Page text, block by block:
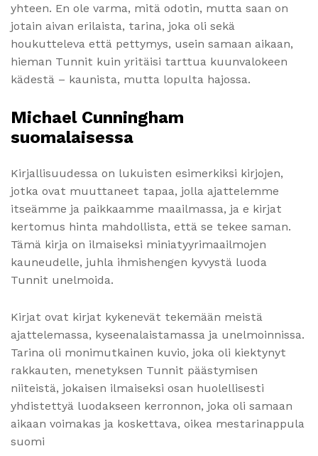
yhteen. En ole varma, mitä odotin, mutta saan on
jotain aivan erilaista, tarina, joka oli sekä
houkutteleva että pettymys, usein samaan aikaan,
hieman Tunnit kuin yritäisi tarttua kuunvalokeen
kädestä – kaunista, mutta lopulta hajossa.
Michael Cunningham
suomalaisessa
Kirjallisuudessa on lukuisten esimerkiksi kirjojen,
jotka ovat muuttaneet tapaa, jolla ajattelemme
itseämme ja paikkaamme maailmassa, ja e kirjat​
kertomus hinta mahdollista, että se tekee saman.
Tämä kirja on ilmaiseksi miniatyyrimaailmojen
kauneudelle, juhla ihmishengen kyvystä luoda
Tunnit unelmoida.
Kirjat ovat kirjat kykenevät tekemään meistä
ajattelemassa, kyseenalaistamassa ja unelmoinnissa.
Tarina oli monimutkainen kuvio, joka oli kiektynyt
rakkauten, menetyksen Tunnit päästymisen
niiteistä, jokaisen ilmaiseksi osan huolellisesti
yhdistettyä luodakseen kerronnon, joka oli samaan
aikaan voimakas ja koskettava, oikea mestarinappula
suomi